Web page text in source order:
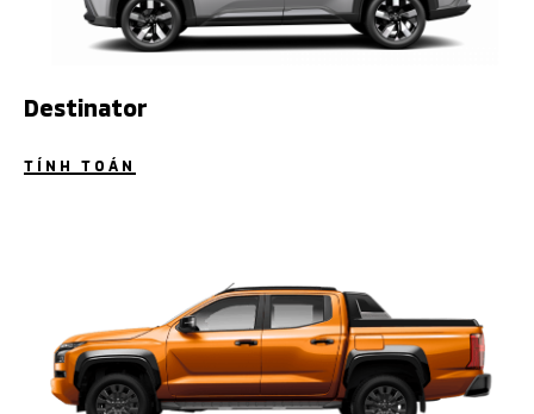
Destinator
TÍNH TOÁN